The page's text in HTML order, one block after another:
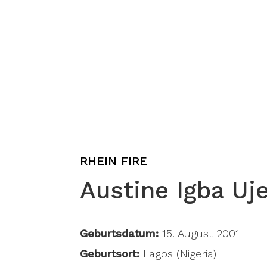
RHEIN FIRE
Austine Igba
Geburtsdatum: 15. August 2001
Geburtsort: Lagos (Nigeria)